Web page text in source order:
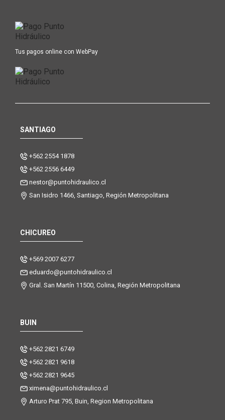
Tus pagos online con WebPay
SANTIAGO
+562 2554 1878
+562 2556 6449
nestor@puntohidraulico.cl
San Isidro 1466, Santiago, Región Metropolitana
CHICUREO
+569 2007 6277
eduardo@puntohidraulico.cl
Gral. San Martín 11500, Colina, Región Metropolitana
BUIN
+562 2821 6749
+562 2821 9618
+562 2821 9645
ximena@puntohidraulico.cl
Arturo Prat 795, Buin, Region Metropolitana